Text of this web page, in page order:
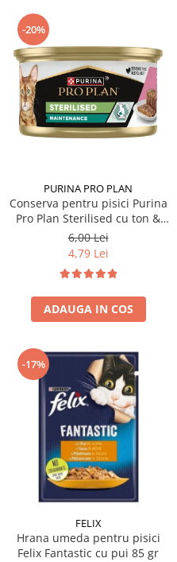
-20%
PURINA PRO PLAN
Conserva pentru pisici Purina
Pro Plan Sterilised cu ton &
somon 85 gr
6,00 Lei
4,79 Lei
ADAUGA IN COS
-17%
FELIX
Hrana umeda pentru pisici
Felix Fantastic cu pui 85 gr